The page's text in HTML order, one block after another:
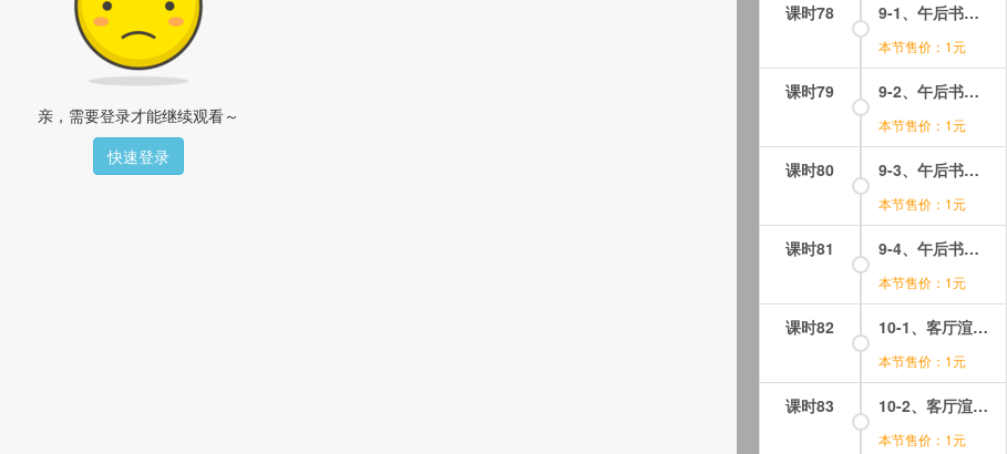
亲，需要登录才能继续观看～
快速登录
课时78 9-1、午后书房实例1
本节售价：1元
课时79 9-2、午后书房实例2
本节售价：1元
课时80 9-3、午后书房实例3
本节售价：1元
课时81 9-4、午后书房实例4
本节售价：1元
课时82 10-1、客厅渲染实例1
本节售价：1元
课时83 10-2、客厅渲染实例2
本节售价：1元